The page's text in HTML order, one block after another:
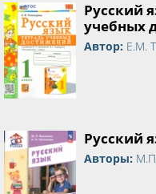
Русский
учебных
Автор: Е.М.
Русский
Авторы: